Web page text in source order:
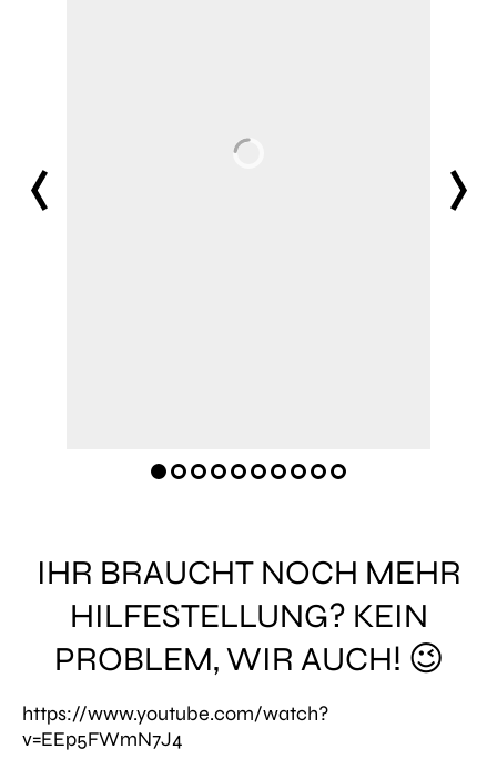
prev next
IHR BRAUCHT NOCH MEHR
HILFESTELLUNG? KEIN
PROBLEM, WIR AUCH! 😉
https://www.youtube.com/watch?
v=EEp5FWmN7J4